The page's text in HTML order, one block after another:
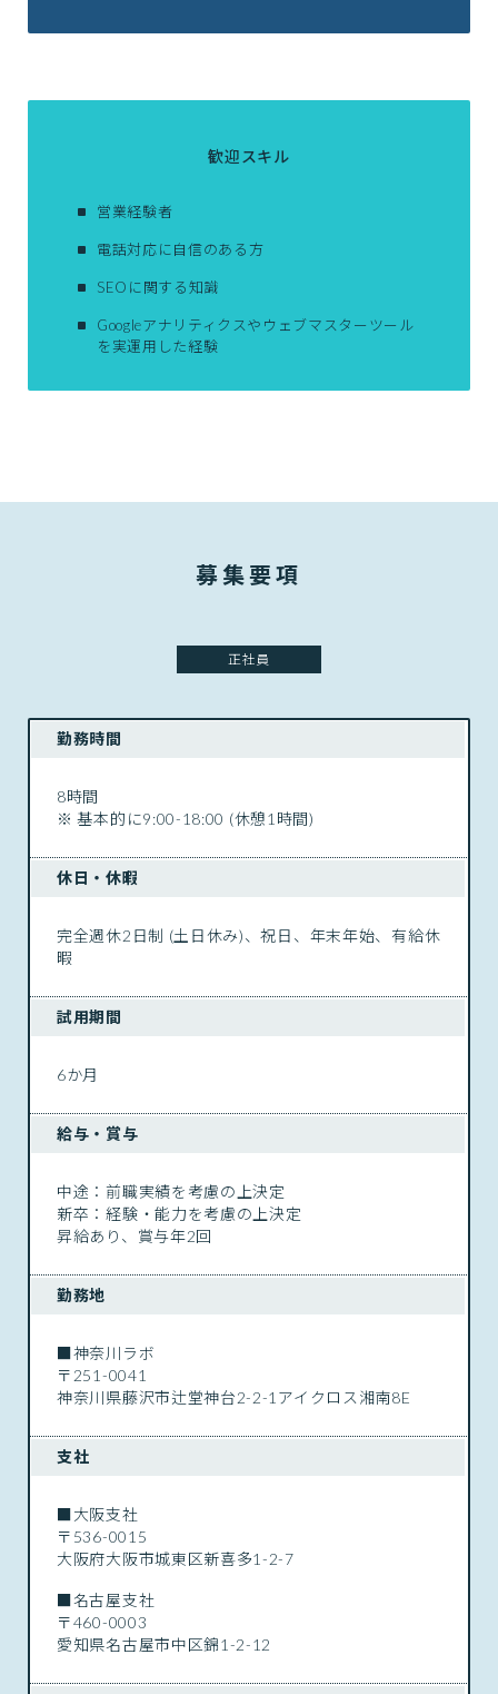
歓迎スキル
営業経験者
電話対応に自信のある方
SEOに関する知識
Googleアナリティクスやウェブマスターツール
を実運用した経験
募集要項
正社員
勤務時間
8時間
※ 基本的に9:00-18:00 (休憩1時間)
休日・休暇
完全週休2日制 (土日休み)、祝日、年末年始、有給休
暇
試用期間
6か月
給与・賞与
中途：前職実績を考慮の上決定
新卒：経験・能力を考慮の上決定
昇給あり、賞与年2回
勤務地
■神奈川ラボ
〒251-0041
神奈川県藤沢市辻堂神台2-2-1アイクロス湘南8E
支社
■大阪支社
〒536-0015
大阪府大阪市城東区新喜多1-2-7
■名古屋支社
〒460-0003
愛知県名古屋市中区錦1-2-12